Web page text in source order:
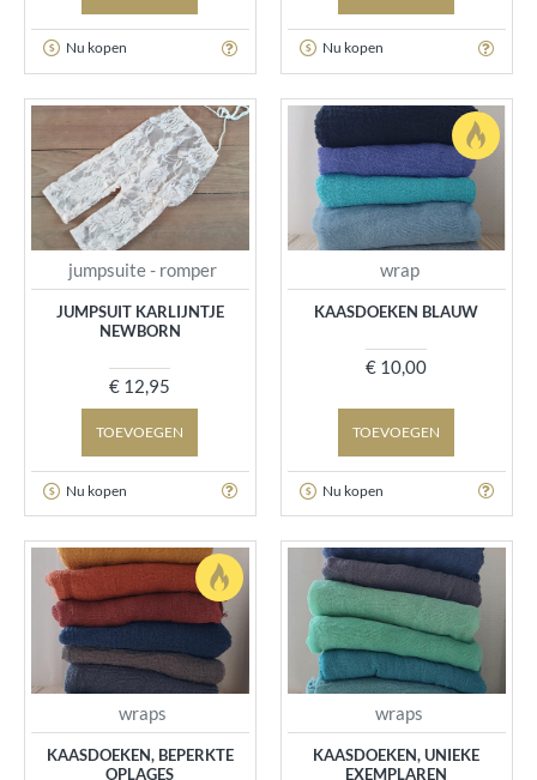
Nu kopen Nu kopen
jumpsuite - romper
JUMPSUIT KARLIJNTJE
NEWBORN
€ 12,95
TOEVOEGEN
Nu kopen
wrap
KAASDOEKEN BLAUW
€ 10,00
TOEVOEGEN
Nu kopen
wraps
KAASDOEKEN, BEPERKTE
OPLAGES
wraps
KAASDOEKEN, UNIEKE
EXEMPLAREN